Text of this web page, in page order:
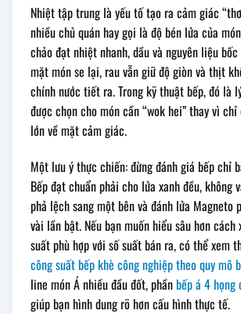
Nhiệt tập trung là yếu tố tạo ra cảm giác
nhiều chủ quán hay gọi là độ bén lửa của
chảo đạt nhiệt nhanh, dầu và nguyên liệu
mặt món se lại, rau vẫn giữ độ giòn và thịt
chính nước tiết ra. Trong kỹ thuật bếp, đó là
được chọn cho món cần “wok hei” thay vì
lớn về mặt cảm giác.
Một lưu ý thực chiến: đừng đánh giá bếp chỉ
Bếp đạt chuẩn phải cho lửa xanh đều, không
phả lệch sang một bên và đánh lửa Magneto
vài lần bật. Nếu bạn muốn hiểu sâu hơn cách
suất phù hợp với số suất bán ra, có thể xem
công suất bếp khè công nghiệp theo quy mô
line món Á nhiều đầu đốt, phầnbếp á 4 họng
giúp bạn hình dung rõ hơn cấu hình thực tế.